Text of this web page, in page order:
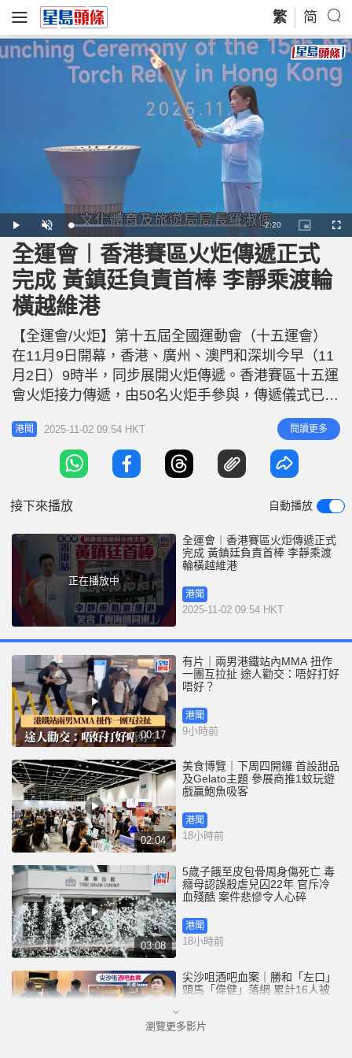
繁 简
P
l
a
y
U
n
m
u
t
e
L
o
a
d
:
1
8
.
3
1
R
e
m
n
n
-2:20
P
i
c
t
u
e
-
i
c
t
F
u
全運會︱香港賽區火炬傳遞正式
完成 黃鎮廷負責首棒 李靜乘渡輪
橫越維港
【全運會/火炬】第十五屆全國運動會（十五運會）
在11月9日開幕，香港、廣州、澳門和深圳今早（11
月2日）9時半，同步展開火炬傳遞。香港賽區十五運
會火炬接力傳遞，由50名火炬手參與，傳遞儀式已在
上午近11時完成。 香港、廣州、澳門和深圳四地同
步舉行 本港火炬接力傳遞於上午9時30分開始，以添
馬政府總部為起點，起跑儀式由署理行政長官陳國基
主禮。各火炬手會分別途經中西區海濱長廊、灣仔臨
港聞 2025-11-02 09:54 HKT 閱讀更多
接下來播放 自動播放
正在播放中
全運會︱香港賽區火炬傳遞正式
完成 黃鎮廷負責首棒 李靜乘渡
輪橫越維港
港聞
2025-11-02 09:54 HKT
00:17
有片｜兩男港鐵站內MMA 扭作
一團互拉扯 途人勸交：唔好打好
唔好？
港聞
9小時前
02:04
美食博覽｜下周四開鑼 首設甜品
及Gelato主題 參展商推1蚊玩遊
戲贏鮑魚吸客
港聞
18小時前
03:08
5歲子餓至皮包骨周身傷死亡 毒
癮母認誤殺虐兒囚22年 官斥冷
血殘酷 案件悲慘令人心碎
港聞
18小時前
尖沙咀酒吧血案｜勝和「左口」
頭馬「偉健」落網 累計16人被
港聞
瀏覽更多影片